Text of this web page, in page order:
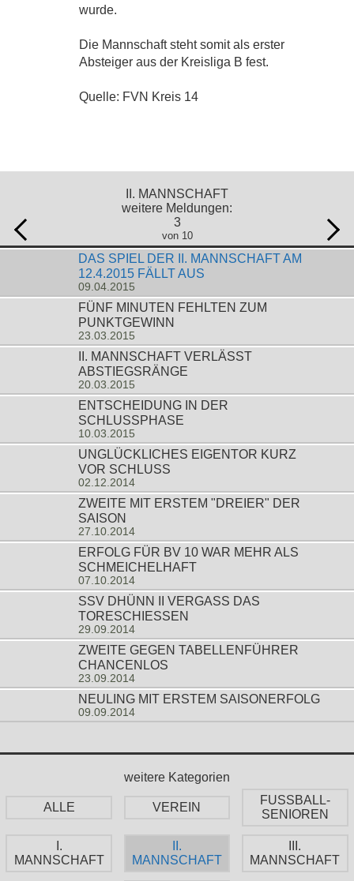
wurde.
Die Mannschaft steht somit als erster
Absteiger aus der Kreisliga B fest.
Quelle: FVN Kreis 14
II. MANNSCHAFT
weitere Meldungen:
3
von 10
DAS SPIEL DER II. MANNSCHAFT AM
12.4.2015 FÄLLT AUS
09.04.2015
FÜNF MINUTEN FEHLTEN ZUM
PUNKTGEWINN
23.03.2015
II. MANNSCHAFT VERLÄSST
ABSTIEGSRÄNGE
20.03.2015
ENTSCHEIDUNG IN DER
SCHLUSSPHASE
10.03.2015
UNGLÜCKLICHES EIGENTOR KURZ
VOR SCHLUSS
02.12.2014
ZWEITE MIT ERSTEM "DREIER" DER
SAISON
27.10.2014
ERFOLG FÜR BV 10 WAR MEHR ALS
SCHMEICHELHAFT
07.10.2014
SSV DHÜNN II VERGASS DAS T
ORESCHIESSEN
29.09.2014
ZWEITE GEGEN TABELLENFÜHRER
CHANCENLOS
23.09.2014
NEULING MIT ERSTEM SAISONERFOLG
09.09.2014
weitere Kategorien
ALLE VEREIN
FUSSBALL-
SENIOREN
I.
MANNSCHAFT
II.
MANNSCHAFT
III.
MANNSCHAFT